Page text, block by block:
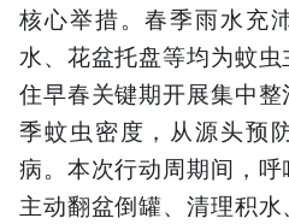
核心举措。春季雨水充
水、花盆托盘等均为蚊
住早春关键期开展集中
季蚊虫密度，从源头预
病。本次行动周期间，呼
主动翻盆倒罐、清理积